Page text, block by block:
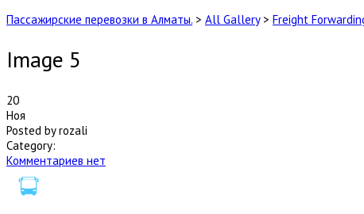
Пассажирские перевозки в Алматы. > All Gallery> Freight
Image 5
20
Ноя
Posted by rozali
Category:
Комментариев нет